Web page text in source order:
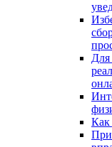
Для
Как
При